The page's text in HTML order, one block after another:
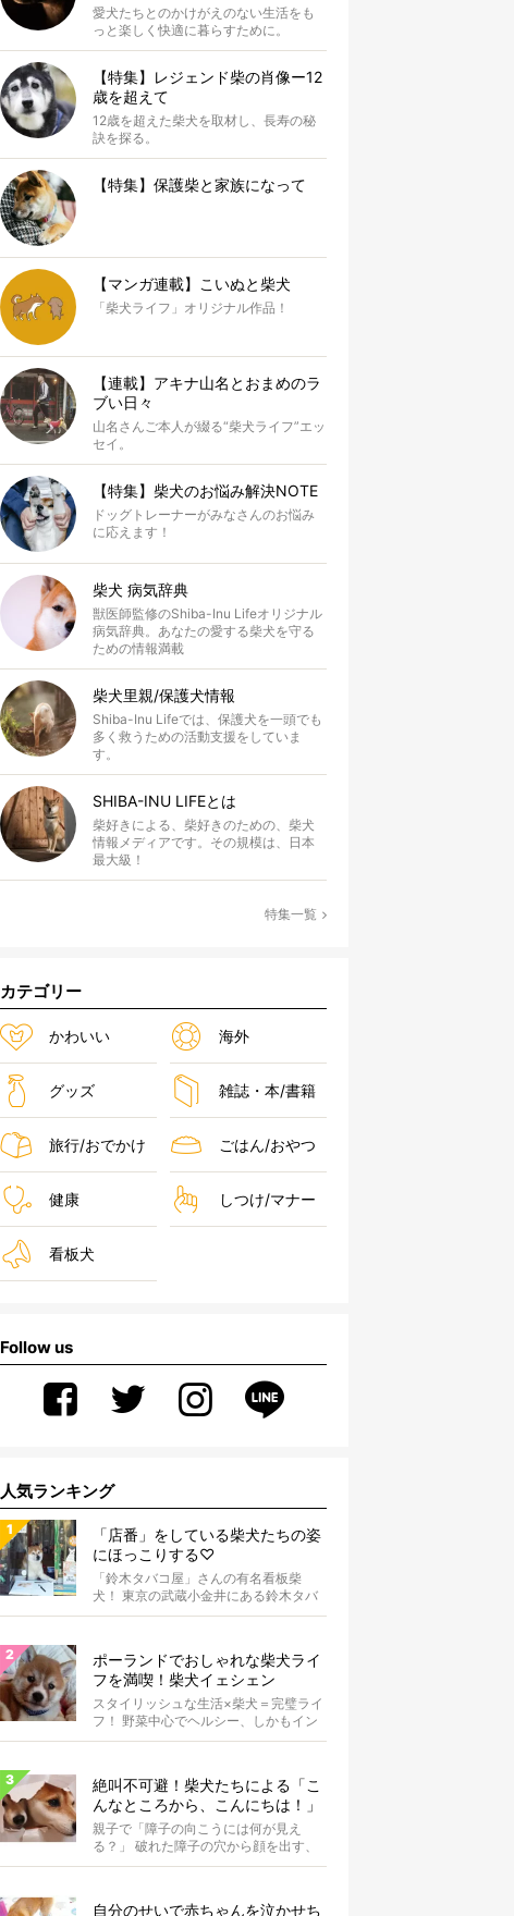
愛犬たちとのかけがえのない生活をも
っと楽しく快適に暮らすために。
【特集】レジェンド柴の肖像ー12
歳を超えて
12歳を超えた柴犬を取材し、長寿の秘
訣を探る。
【特集】保護柴と家族になって
【マンガ連載】こいぬと柴犬
「柴犬ライフ」オリジナル作品！
【連載】アキナ山名とおまめのラ
ブい日々
山名さんご本人が綴る“柴犬ライフ”エッ
セイ。
【特集】柴犬のお悩み解決NOTE
ドッグトレーナーがみなさんのお悩み
に応えます！
柴犬 病気辞典
獣医師監修のShiba-Inu Lifeオリジナル
病気辞典。あなたの愛する柴犬を守る
ための情報満載
柴犬里親/保護犬情報
Shiba-Inu Lifeでは、保護犬を一頭でも
多く救うための活動支援をしていま
す。
SHIBA-INU LIFEとは
柴好きによる、柴好きのための、柴犬
情報メディアです。その規模は、日本
最大級！
特集一覧
カテゴリー
かわいい 海外
グッズ 雑誌・本/書籍
旅行/おでかけ ごはん/おやつ
健康 しつけ/マナー
看板犬
Follow us
人気ランキング
「店番」をしている柴犬たちの姿
にほっこりする♡
「鈴木タバコ屋」さんの有名看板柴
犬！ 東京の武蔵小金井にある鈴木タバ
コ屋さん。その店先には有名な看板柴
ポーランドでおしゃれな柴犬ライ
フを満喫！柴犬イェシェン
スタイリッシュな生活×柴犬＝完璧ライ
フ！ 野菜中心でヘルシー、しかもイン
スタ映えするお料理を投稿しているア
絶叫不可避！柴犬たちによる「こ
んなところから、こんにちは！」
親子で「障子の向こうには何が見え
る？」 破れた障子の穴から顔を出す、
柴犬のこばんちゃん・たまるちゃん親
自分のせいで赤ちゃんを泣かせち